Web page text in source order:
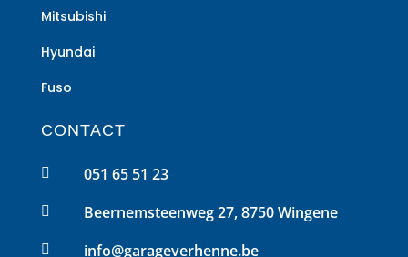
Mitsubishi
Hyundai
Fuso
CONTACT
 051 65 51 23
 Beernemsteenweg 27, 8750 Wingene
 info@garageverhenne.be